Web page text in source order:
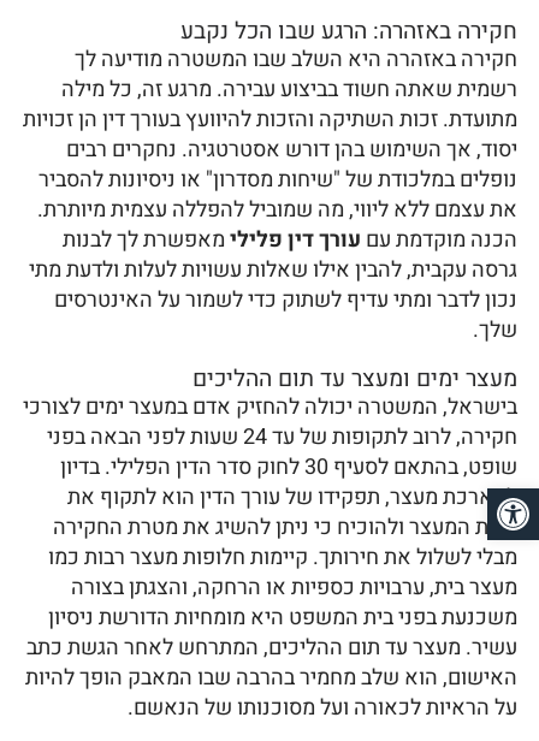
חקירה באזהרה: הרגע שבו הכל נקבע
חקירה באזהרה היא השלב שבו המשטרה מודיעה לך
רשמית שאתה חשוד בביצוע עבירה. מרגע זה, כל מילה
מתועדת. זכות השתיקה והזכות להיוועץ בעורך דין הן זכויות
יסוד, אך השימוש בהן דורש אסטרטגיה. נחקרים רבים
נופלים במלכודת של "שיחות מסדרון" או ניסיונות להסביר
את עצמם ללא ליווי, מה שמוביל להפללה עצמית מיותרת.
הכנה מוקדמת עם עורך דין פלילימאפשרת לך לבנות
גרסה עקבית, להבין אילו שאלות עשויות לעלות ולדעת מתי
נכון לדבר ומתי עדיף לשתוק כדי לשמור על האינטרסים
שלך.
מעצר ימים ומעצר עד תום ההליכים
בישראל, המשטרה יכולה להחזיק אדם במעצר ימים לצורכי
חקירה, לרוב לתקופות של עד 24 שעות לפני הבאה בפני
שופט, בהתאם לסעיף 30 לחוק סדר הדין הפלילי. בדיון
להארכת מעצר, תפקידו של עורך הדין הוא לתקוף את
עילת המעצר ולהוכיח כי ניתן להשיג את מטרת החקירה
מבלי לשלול את חירותך. קיימות חלופות מעצר רבות כמו
מעצר בית, ערבויות כספיות או הרחקה, והצגתן בצורה
משכנעת בפני בית המשפט היא מומחיות הדורשת ניסיון
עשיר. מעצר עד תום ההליכים, המתרחש לאחר הגשת כתב
האישום, הוא שלב מחמיר בהרבה שבו המאבק הופך להיות
על הראיות לכאורה ועל מסוכנותו של הנאשם.
פתח סרגל נגישות